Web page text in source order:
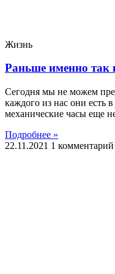
Жизнь
Раньше именно так
Сегодня мы не можем
каждого из нас они есть
механические часы еще
Подробнее »
22.11.2021 1 комментарий